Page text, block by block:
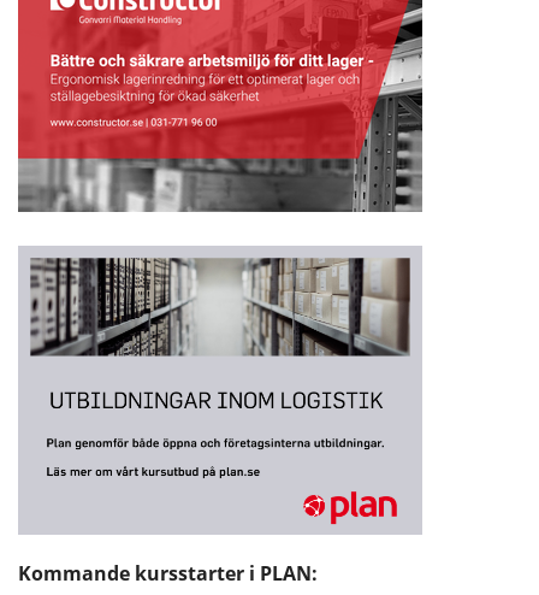
Kommande kursstarter i PLAN: